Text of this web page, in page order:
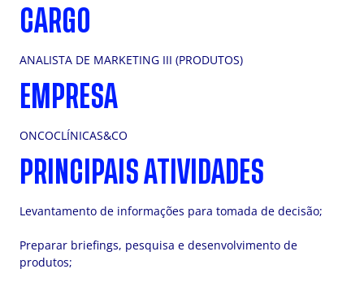
CARGO
ANALISTA DE MARKETING III (PRODUTOS)
EMPRESA
ONCOCLÍNICAS&CO
PRINCIPAIS ATIVIDADES
Levantamento de informações para tomada de decisão;
Preparar briefings, pesquisa e desenvolvimento de
produtos;